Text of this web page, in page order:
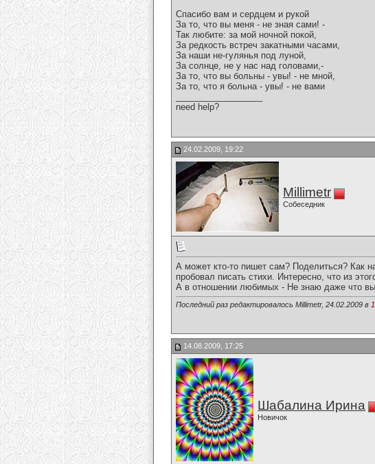
Спасибо вам и сердцем и рукой
За то, что вы меня - не зная сами! -
Так любите: за мой ночной покой,
За редкость встреч закатными часами,
За наши не-гулянья под луной,
За солнце, не у нас над головами,-
За то, что вы больны - увы! - не мной,
За то, что я больна - увы! - не вами
need help?
24.02.2009, 19:22
Millimetr
Собеседник
А может кто-то пишет сам? Поделиться? Как
пробовал писать стихи. Интересно, что из
А в отношении любимых - Не знаю даже что
Последний раз редактировалось Millimetr, 24.02.2009 в
14.08.2009, 17:25
Шабалина Ирина
Новичок